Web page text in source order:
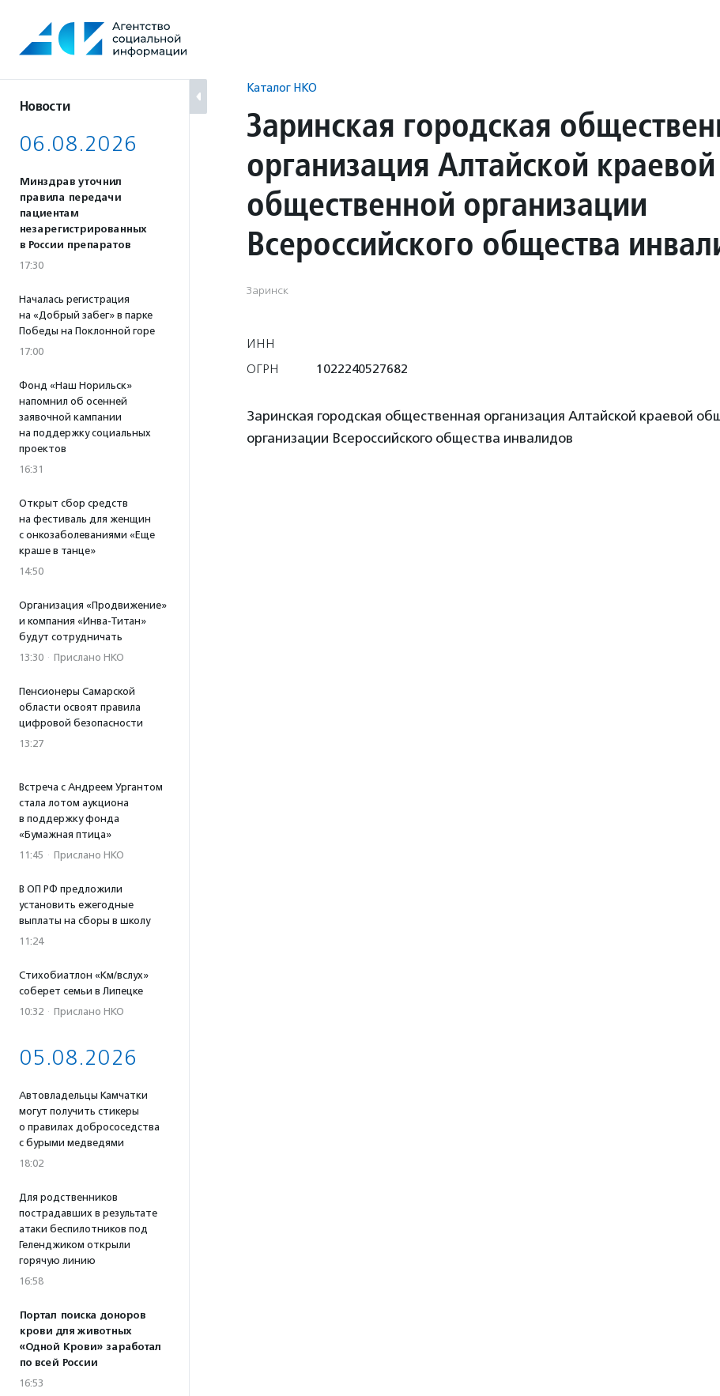
содержанию
Новости
06.08.2026
Минздрав уточнил
правила передачи
пациентам
незарегистрированных
в России препаратов
17:30
Началась регистрация
на «Добрый забег» в парке
Победы на Поклонной горе
17:00
Фонд «Наш Норильск»
напомнил об осенней
заявочной кампании
на поддержку социальных
проектов
16:31
Открыт сбор средств
на фестиваль для женщин
с онкозаболеваниями «Еще
краше в танце»
14:50
Организация «Продвижение»
и компания «Инва-Титан»
будут сотрудничать
13:30 · Прислано НКО
Пенсионеры Самарской
области освоят правила
цифровой безопасности
13:27
Встреча с Андреем Ургантом
стала лотом аукциона
в поддержку фонда
«Бумажная птица»
11:45 · Прислано НКО
В ОП РФ предложили
установить ежегодные
выплаты на сборы в школу
11:24
Стихобиатлон «Км/вслух»
соберет семьи в Липецке
10:32 · Прислано НКО
05.08.2026
Автовладельцы Камчатки
могут получить стикеры
о правилах добрососедства
с бурыми медведями
18:02
Для родственников
пострадавших в результате
атаки беспилотников под
Геленджиком открыли
горячую линию
16:58
Портал поиска доноров
крови для животных
«Одной Крови» заработал
по всей России
16:53
Каталог НКО
Заринская городская
организация Алтайской краевой
общественной организации
Всероссийского общества
Заринск
ИНН
ОГРН
1022240527682
Заринская городская общественная организация Алтайской краевой
организации Всероссийского общества инвалидов